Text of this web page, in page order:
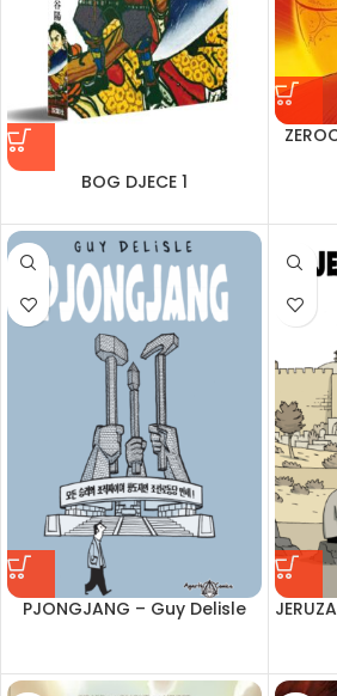
BOG DJECE 1
PJONGJANG – Guy Delisle